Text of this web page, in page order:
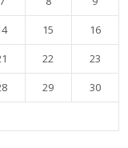
15
16
22
23
29
30